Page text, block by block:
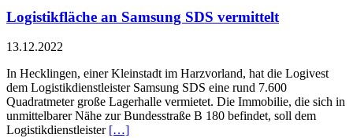
Logistikfläche an Samsung SDS vermittelt
13.12.2022
In Hecklingen, einer Kleinstadt im Harzvorland, hat die Logivest
dem Logistikdienstleister Samsung SDS eine rund 7.600
Quadratmeter große Lagerhalle vermietet. Die Immobilie, die sich in
unmittelbarer Nähe zur Bundesstraße B 180 befindet, soll dem
Logistikdienstleister […]